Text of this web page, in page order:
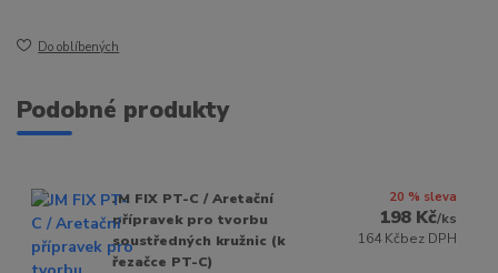
Do oblíbených
Podobné produkty
JM FIX PT-C / Aretační
přípravek pro tvorbu
soustředných kružnic (k
řezačce PT-C)
20 % sleva
198 Kč/ks
164 Kčbez DPH